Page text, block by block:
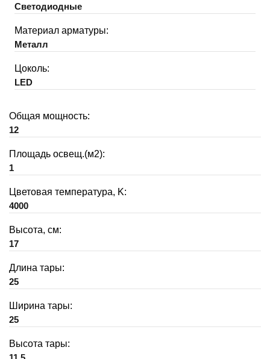
Светодиодные
Материал арматуры:
Металл
Цоколь:
LED
Общая мощность:
12
Площадь освещ.(м2):
1
Цветовая температура, K:
4000
Высота, см:
17
Длина тары:
25
Ширина тары:
25
Высота тары: